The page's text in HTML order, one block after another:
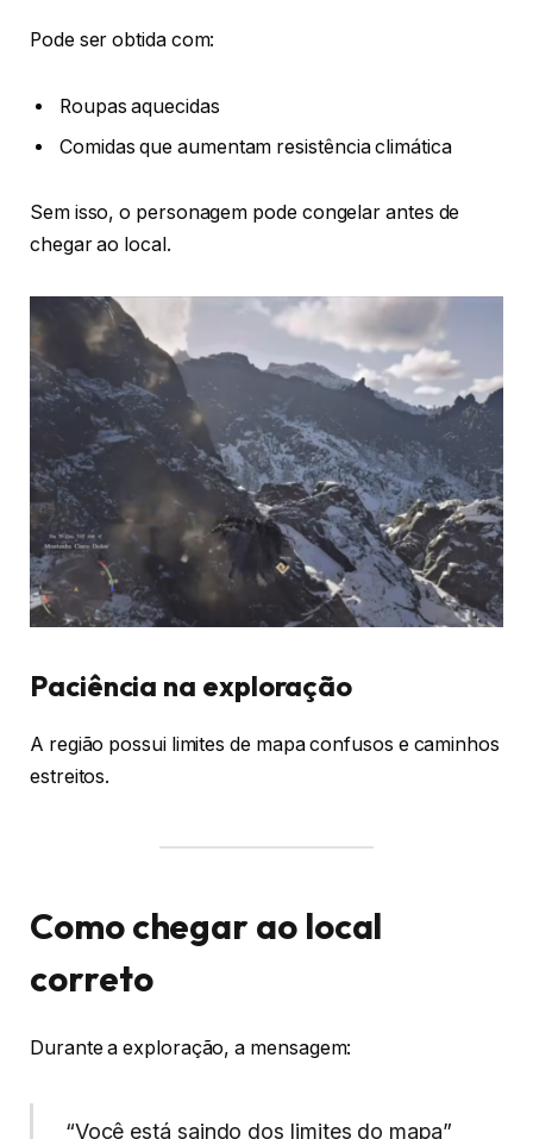
Pode ser obtida com:
Roupas aquecidas
Comidas que aumentam resistência climática
Sem isso, o personagem pode congelar antes de
chegar ao local.
Paciência na exploração
A região possui limites de mapa confusos e caminhos
estreitos.
Como chegar ao local
correto
Durante a exploração, a mensagem:
“Você está saindo dos limites do mapa”